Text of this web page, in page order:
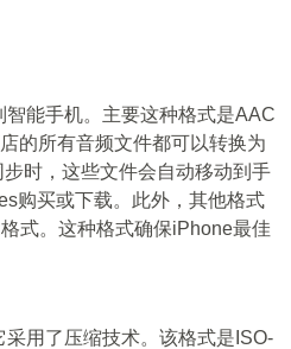
能手机。主要这种格式是AAC
的所有音频文件都可以转换为
时，这些文件会自动移动到手
购买或下载。此外，其他格式
式。这种格式确保iPhone最佳
用了压缩技术。该格式是ISO-